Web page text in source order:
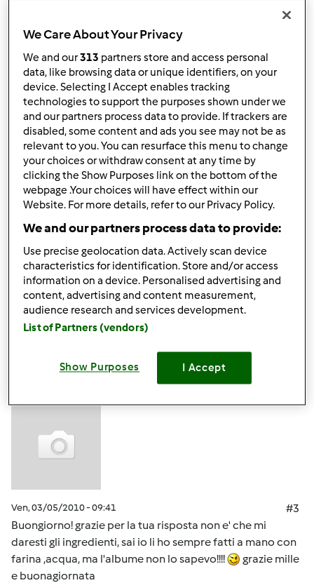
Accedio registratiper poter commentare
Anonimo (non verificato)
Gio, 03/04/2010 - 13:29
SI SI SI FANNO COME L'IMPASTO DELLE TAGLIATELLE,
POCHI SECONDI VEL. 6, SE NON HAI LA RICETTA LA
INSERISCO, SAI CHE VANNO IMPASTATI CON FARINA
ACQUA E ALBUME :O
In cima
registratiper poter commentare
Ven, 03/05/2010 - 09:41
#3
Buongiorno! grazie per la tua risposta non e' che mi
daresti gli ingredienti, sai io li ho sempre fatti a mano con
farina ,acqua, ma l'albume non lo sapevo!!!!
grazie mille
e buonagiornata
We Care About Your Privacy
We and our313 partners store and access personal
data, like browsing data or unique identifiers, on your
device. Selecting I Accept enables tracking
technologies to support the purposes shown under we
and our partners process data to provide. If trackers are
disabled, some content and ads you see may not be as
relevant to you. You can resurface this menu to change
your choices or withdraw consent at any time by
clicking the Show Purposes link on the bottom of the
webpage .Your choices will have effect within our
Website. For more details, refer to our Privacy Policy.
We and our partners process data to provide:
Use precise geolocation data. Actively scan device
characteristics for identification. Store and/or access
information on a device. Personalised advertising and
content, advertising and content measurement,
audience research and services development.
List of Partners (vendors)
Show Purposes I Accept